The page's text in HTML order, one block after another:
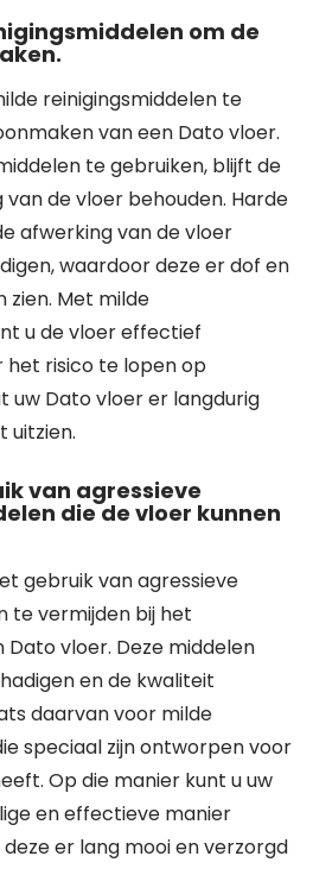
om de
reinigingsmiddelen te
van een Dato vloer.
te gebruiken, blijft de
de vloer behouden. Harde
afwerking van de vloer
waardoor deze er dof en
zien. Met milde
u de vloer effectief
het risico te lopen op
uw Dato vloer er langdurig
uitzien.
van agressieve
die de vloer kunnen
gebruik van agressieve
te vermijden bij het
vloer. Deze middelen
en de kwaliteit
daarvan voor milde
speciaal zijn ontworpen voor
Op die manier kunt u uw
en effectieve manier
er lang mooi en verzorgd